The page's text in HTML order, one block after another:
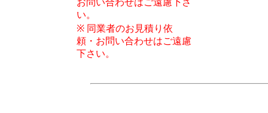
お問い合わせはご遠慮下さ
い。
※ 同業者のお見積り依
頼・お問い合わせはご遠慮
下さい。